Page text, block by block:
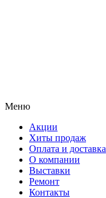
Меню
Акции
Хиты продаж
Оплата и доставка
О компании
Выставки
Ремонт
Контакты